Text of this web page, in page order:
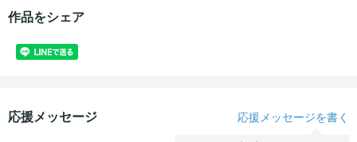
作品をシェア
応援メッセージ 応援メッセージを書く